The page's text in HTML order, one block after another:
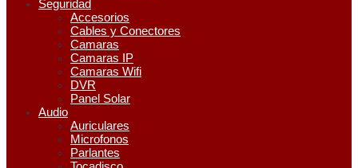
Seguridad
Accesorios
Cables y Conectores
Camaras
Camaras IP
Camaras Wifi
DVR
Panel Solar
Audio
Auriculares
Microfonos
Parlantes